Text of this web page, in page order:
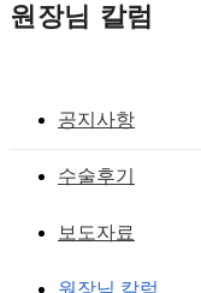
원장님 칼럼
공지사항
수술후기
보도자료
원장님 칼럼
속쌍말고진짜